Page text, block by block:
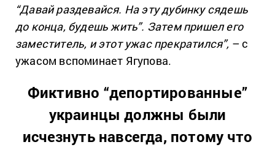
“Давай раздевайся. На эту дубинку сядешь
до конца, будешь жить”. Затем пришел его
заместитель, и этот ужас прекратился”, – с
ужасом вспоминает Ягупова.
Фиктивно “депортированные”
украинцы должны были
исчезнуть навсегда, потому что